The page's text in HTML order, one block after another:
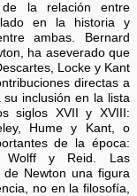
la relación entre
en la historia y
ambas. Bernard
ha aseverado que
Locke y Kant
directas a
inclusión en la lista
siglos XVII y XVIII:
Hume y Kant, o
de la época:
Wolff y Reid. Las
de Newton una figura
no en la filosofía,